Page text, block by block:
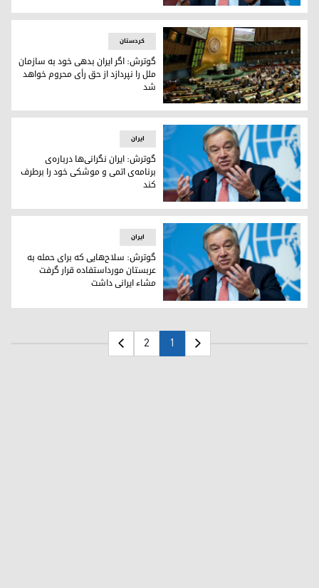
آتونیو گوترش دبیر کل سازمان ملل متحد
مجمع عمومی سازمان ملل/آرشیو
کردستان
گوترش: اگر ایران بدهی خود بە سازمان
ملل را نپردازد از حق رأی محروم خواهد
شد
آتونیو گوترش
ایران
گوترش: ایران نگرانی‌ها درباره‌ی
برنامه‌ی اتمی و موشکی خود را برطرف
کند
گوترش: سلاح‌هایی کە برای حمله بە عربستان مورداستفاده
ایران
گوترش: سلاح‌هایی کە برای حمله بە
عربستان مورداستفاده قرار گرفت
مشاء ایرانی داشت
1
2